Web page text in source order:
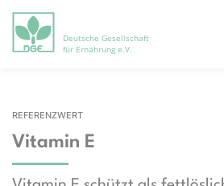
Deutsche Gesellschaft
für Ernährung e.V.
REFERENZWERT
Vitamin E